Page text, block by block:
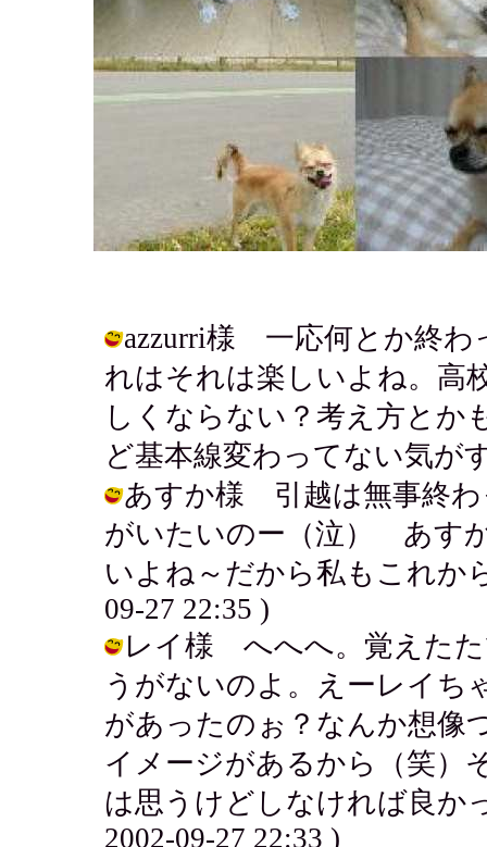
azzurri様 一応何とか終わ
れはそれは楽しいよね。高
しくならない？考え方とか
ど基本線変わってない気が
あすか様 引越は無事終わ
がいたいのー（泣） あす
いよね～だから私もこれか
09-27 22:35 )
レイ様 へへへ。覚えた
うがないのよ。えーレイち
があったのぉ？なんか想像
イメージがあるから（笑）
は思うけどしなければ良か
2002-09-27 22:33 )